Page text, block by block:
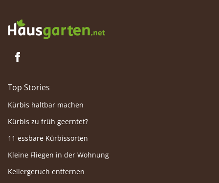
Top Stories
Kürbis haltbar machen
Kürbis zu früh geerntet?
11 essbare Kürbissorten
Kleine Fliegen in der Wohnung
Kellergeruch entfernen